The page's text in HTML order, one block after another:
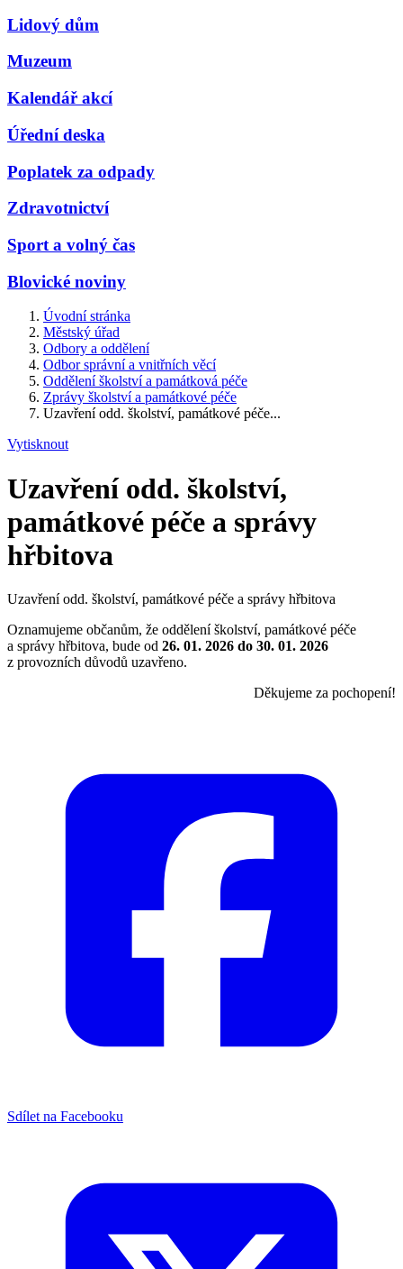
Lidový dům
Muzeum
Kalendář akcí
Úřední deska
Poplatek za odpady
Zdravotnictví
Sport a volný čas
Blovické noviny
Úvodní stránka
Městský úřad
Odbory a oddělení
Odbor správní a vnitřních věcí
Oddělení školství a památková péče
Zprávy školství a památkové péče
Uzavření odd. školství, památkové péče...
Vytisknout
Uzavření odd. školství,
památkové péče a správy
hřbitova
Uzavření odd. školství, památkové péče a správy hřbitova
Oznamujeme občanům, že oddělení školství, památkové péče
a správy hřbitova, bude od 26. 01. 2026 do 30. 01. 2026
z provozních důvodů uzavřeno.
Děkujeme za pochopení!
Sdílet na Facebooku